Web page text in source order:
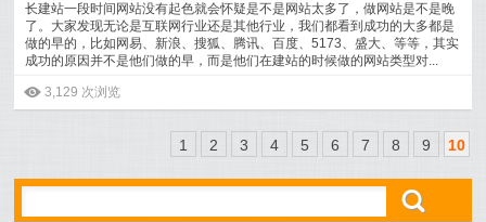
长建站一段时间网站没有起色就会怀疑是不是网站太多了，做网站是不是晚
了。大家发现无论是互联网行业还是其他行业，我们都看到成功的大多都是
做的早的，比如网易、新浪、搜狐、腾讯、百度、5173、盛大、等等，其实
成功的原因并不是他们做的早，而是他们在建站的时候做的网站类型对...
ė 3,129 次浏览
1 2 3 4 5 6 7 8 9 10
ő